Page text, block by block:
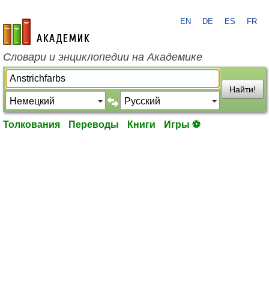
academic.ru
EN DE ES FR
Словари и энциклопедии на Академике
Найти!
Толкования Переводы Книги Игры ⚽